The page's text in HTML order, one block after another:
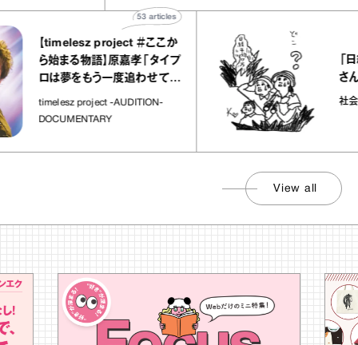
【timelesz project ＃ここか
ら始まる物語】原嘉孝「タイプ
ロは夢をもう一度追わせてく
れた場所」
timelesz project -AUDITION-
DOCUMENTARY
articles
「日経平
さんが解説
社会のじか
View all